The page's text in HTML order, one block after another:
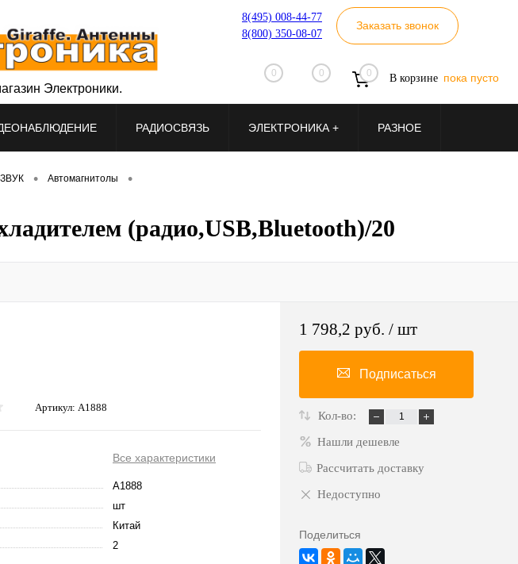
8(495) 008-44-77
8(800) 350-08-07
Заказать звонок
0 0 0 В корзине пока пусто
Электроники.
РАДИОСВЯЗЬ ЭЛЕКТРОНИКА + РАЗНОЕ
• Автомагнитолы •
(радио,USB,Bluetooth)/20
Артикул: A1888
Все характеристики
A1888
шт
Китай
2
1 798,2 руб. / шт
Подписаться
Кол-во:
Нашли дешевле
Рассчитать доставку
Недоступно
Поделиться